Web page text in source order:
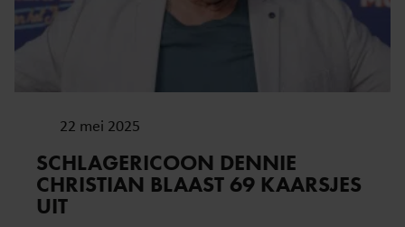
22 mei 2025
SCHLAGERICOON DENNIE
CHRISTIAN BLAAST 69 KAARSJES
UIT